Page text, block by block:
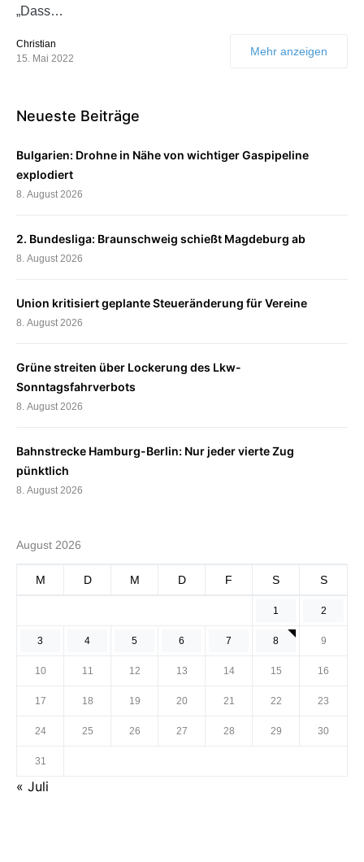
„Dass…
Christian
15. Mai 2022
Mehr anzeigen
Neueste Beiträge
Bulgarien: Drohne in Nähe von wichtiger Gaspipeline
explodiert
8. August 2026
2. Bundesliga: Braunschweig schießt Magdeburg ab
8. August 2026
Union kritisiert geplante Steueränderung für Vereine
8. August 2026
Grüne streiten über Lockerung des Lkw-
Sonntagsfahrverbots
8. August 2026
Bahnstrecke Hamburg-Berlin: Nur jeder vierte Zug
pünktlich
8. August 2026
August 2026
M D M D F S S
1 2
3 4 5 6 7 8 9
10 11 12 13 14 15 16
17 18 19 20 21 22 23
24 25 26 27 28 29 30
31
« Juli